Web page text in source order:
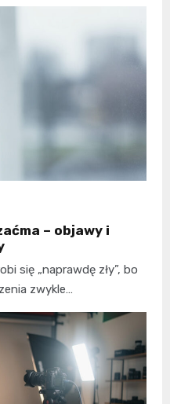
– objawy i
się „naprawdę zły”, bo
zwykle…